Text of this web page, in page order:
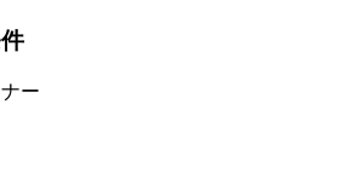
ー